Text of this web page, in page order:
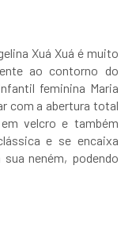
Xuá Xuá é muito
ao contorno do
feminina Maria
com a abertura total
velcro e também
e se encaixa
neném, podendo